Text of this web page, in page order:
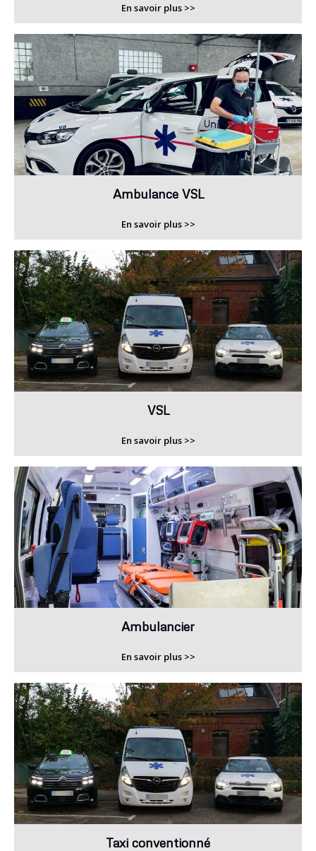
En savoir plus >>
Ambulance VSL
En savoir plus >>
VSL
En savoir plus >>
Ambulancier
En savoir plus >>
Taxi conventionné